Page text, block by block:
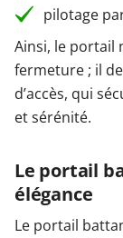
pilotage
Ainsi, le portail
fermeture ; il
d’accès, qui
et sérénité.
Le portail
élégance
Le portail